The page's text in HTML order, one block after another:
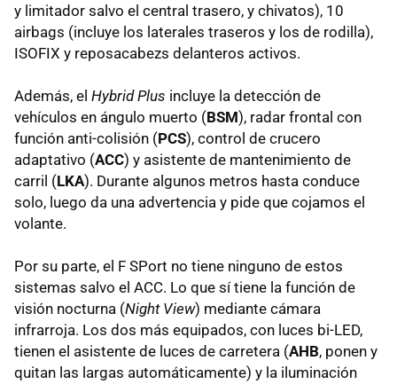
y limitador salvo el central trasero, y chivatos), 10
airbags (incluye los laterales traseros y los de rodilla),
ISOFIX y reposacabezs delanteros activos.
Además, el Hybrid Plus incluye la detección de
vehículos en ángulo muerto (BSM), radar frontal con
función anti-colisión (PCS), control de crucero
adaptativo (ACC) y asistente de mantenimiento de
carril (LKA). Durante algunos metros hasta conduce
solo, luego da una advertencia y pide que cojamos el
volante.
Por su parte, el F SPort no tiene ninguno de estos
sistemas salvo el ACC. Lo que sí tiene la función de
visión nocturna (Night View) mediante cámara
infrarroja. Los dos más equipados, con luces bi-LED,
tienen el asistente de luces de carretera (AHB, ponen y
quitan las largas automáticamente) y la iluminación